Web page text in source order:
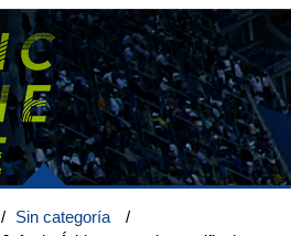
/ Sin categoría
/